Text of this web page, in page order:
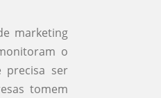
marketing
o
precisa ser
tomem